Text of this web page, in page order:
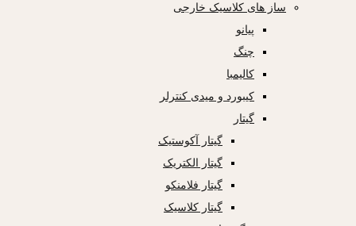
ساز های کلاسیک خارجی
پیانو
چنگ
کالیمبا
کیبورد و میدی کنترلر
گیتار
گیتار آکوستیک
گیتار الکتریک
گیتار فلامنکو
گیتار کلاسیک